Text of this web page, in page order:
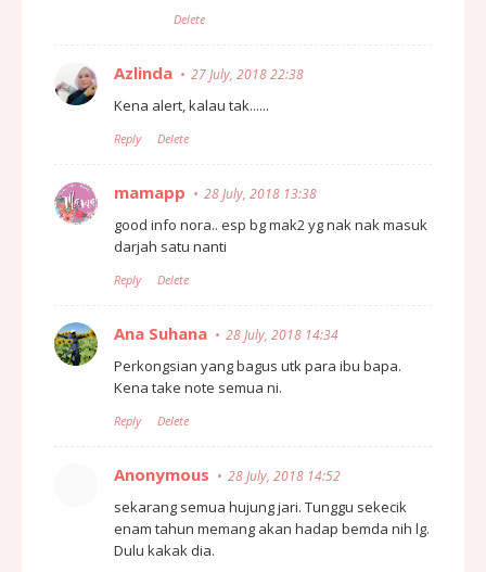
Delete
Azlinda 27 July, 2018 22:38
Kena alert, kalau tak......
Reply Delete
mamapp 28 July, 2018 13:38
good info nora.. esp bg mak2 yg nak nak masuk
darjah satu nanti
Reply Delete
Ana Suhana 28 July, 2018 14:34
Perkongsian yang bagus utk para ibu bapa.
Kena take note semua ni.
Reply Delete
Anonymous 28 July, 2018 14:52
sekarang semua hujung jari. Tunggu sekecik
enam tahun memang akan hadap bemda nih lg.
Dulu kakak dia.